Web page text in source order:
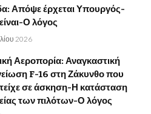
Απόψε έρχεται Υπουργός-
Ο λόγος
2026
Αεροπορία: Αναγκαστική
F-16 στη Ζάκυνθο που
σε άσκηση-Η κατάσταση
των πιλότων-Ο λόγος